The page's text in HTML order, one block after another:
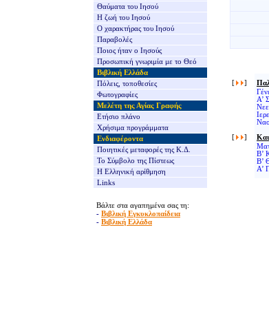
Θαύματα του Ιησού
Η ζωή του Ιησού
Ο χαρακτήρας του Ιησού
Παραβολές
Ποιος ήταν ο Ιησούς
Προσωπική γνωριμία με το Θεό
Βιβλική Ελλάδα
Πόλεις, τοποθεσίες
Φωτογραφίες
Μελέτη της Αγίας Γραφής
Ετήσιο πλάνο
Χρήσιμα προγράμματα
Ενδιαφέροντα
Ποιητικές μεταφορές της Κ.Δ.
Το Σύμβολο της Πίστεως
Η Ελληνική αρίθμηση
Links
Βάλτε στα αγαπημένα σας τη:
- Βιβλική Εγκυκλοπαίδεια
- Βιβλική Ελλάδα
[ ]
Α’
[
]
Β’
Β’
Α’